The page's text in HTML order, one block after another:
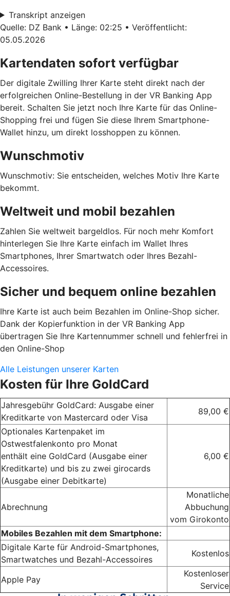
Transkript anzeigen
Quelle: DZ Bank • Länge: 02:25 • Veröffentlicht:
05.05.2026
Kartendaten sofort verfügbar
Der digitale Zwilling Ihrer Karte steht direkt nach der
erfolgreichen Online-Bestellung in der VR Banking App
bereit. Schalten Sie jetzt noch Ihre Karte für das Online-
Shopping frei und fügen Sie diese Ihrem Smartphone-
Wallet hinzu, um direkt losshoppen zu können.
Wunschmotiv
Wunschmotiv: Sie entscheiden, welches Motiv Ihre Karte
bekommt.
Weltweit und mobil bezahlen
Zahlen Sie weltweit bargeldlos. Für noch mehr Komfort
hinterlegen Sie Ihre Karte einfach im Wallet Ihres
Smartphones, Ihrer Smartwatch oder Ihres Bezahl-
Accessoires.
Sicher und bequem online bezahlen
Ihre Karte ist auch beim Bezahlen im Online-Shop sicher.
Dank der Kopierfunktion in der VR Banking App
übertragen Sie Ihre Kartennummer schnell und fehlerfrei in
den Online-Shop
Alle Leistungen unserer Karten
Kosten für Ihre GoldCard
Jahresgebühr GoldCard: Ausgabe einer
Kreditkarte von Mastercard oder Visa
89,00 €
Optionales Kartenpaket im
Ostwestfalenkonto pro Monat
enthält eine GoldCard (Ausgabe einer
Kreditkarte) und bis zu zwei girocards
(Ausgabe einer Debitkarte)
6,00 €
Abrechnung
Monatliche
Abbuchung
vom Girokonto
Mobiles Bezahlen mit dem Smartphone:
Digitale Karte für Android-Smartphones,
Smartwatches und Bezahl-Accessoires
Kostenlos
Apple Pay
Kostenloser
Service